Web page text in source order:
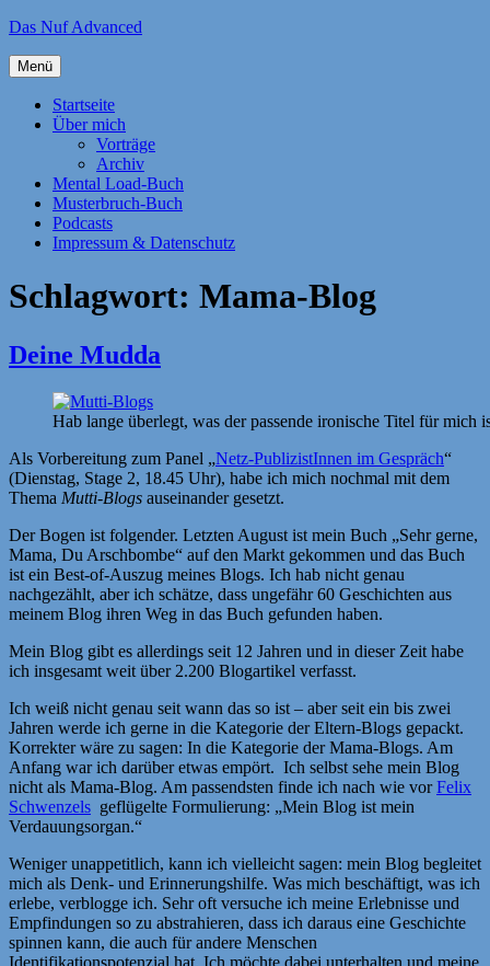
Zum
springen
Das Nuf Advanced
Menü
Startseite
Über mich
Vorträge
Archiv
Mental Load-Buch
Musterbruch-Buch
Podcasts
Impressum & Datenschutz
Schlagwort: Mama-Blog
Deine Mudda
Hab lange überlegt, was der passende ironische Titel für mich
Als Vorbereitung zum Panel „Netz-PublizistInnen im Gespräch“
(Dienstag, Stage 2, 18.45 Uhr), habe ich mich nochmal mit dem
Thema Mutti-Blogs auseinander gesetzt.
Der Bogen ist folgender. Letzten August ist mein Buch „Sehr gerne,
Mama, Du Arschbombe“ auf den Markt gekommen und das Buch
ist ein Best-of-Auszug meines Blogs. Ich hab nicht genau
nachgezählt, aber ich schätze, dass ungefähr 60 Geschichten aus
meinem Blog ihren Weg in das Buch gefunden haben.
Mein Blog gibt es allerdings seit 12 Jahren und in dieser Zeit habe
ich insgesamt weit über 2.200 Blogartikel verfasst.
Ich weiß nicht genau seit wann das so ist – aber seit ein bis zwei
Jahren werde ich gerne in die Kategorie der Eltern-Blogs gepackt.
Korrekter wäre zu sagen: In die Kategorie der Mama-Blogs. Am
Anfang war ich darüber etwas empört. Ich selbst sehe mein Blog
nicht als Mama-Blog. Am passendsten finde ich nach wie vorFelix
Schwenzels geflügelte Formulierung: „Mein Blog ist mein
Verdauungsorgan.“
Weniger unappetitlich, kann ich vielleicht sagen: mein Blog begleitet
mich als Denk- und Erinnerungshilfe. Was mich beschäftigt, was ich
erlebe, verblogge ich. Sehr oft versuche ich meine Erlebnisse und
Empfindungen so zu abstrahieren, dass ich daraus eine Geschichte
spinnen kann, die auch für andere Menschen
Identifikationspotenzial hat. Ich möchte dabei unterhalten und meine